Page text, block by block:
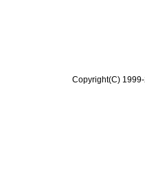
Copyright(C)